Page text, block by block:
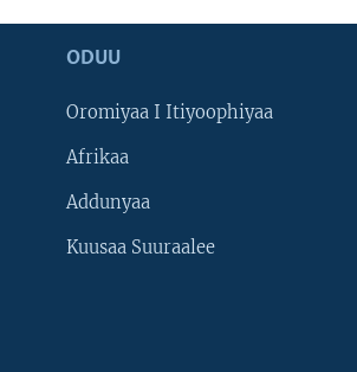
ODUU
Oromiyaa I Itiyoophiyaa
Afrikaa
Addunyaa
Kuusaa Suuraalee